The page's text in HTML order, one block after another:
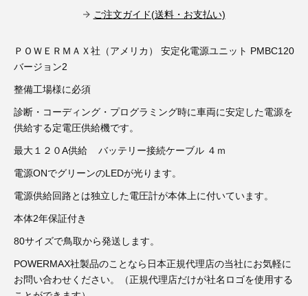
ディーゼルインジェクター&グロープラグ ツール（7）
ホイールロック取り外しツール（6）
3D プリンターペン（8）
その他（12）
ご注文ガイド(送料・お支払い)
ＰＯＷＥＲＭＡＸ社（アメリカ） 安定化電源ユニット PMBC120
バージョン2
整備工場様に必須
診断・コーディング・プログラミング時に車両に安定した電源を
供給する定電圧供給機です。
最大１２０A供給 バッテリー接続ケーブル ４ｍ
電源ONでグリーンのLEDが光ります。
電源供給回路とは独立した電圧計が本体上に付いています。
本体2年保証付き
80サイズで鳥取から発送します。
POWERMAX社製品のことなら日本正規代理店の当社にお気軽に
お問い合わせください。（正規代理店だけが社名ロゴを使用する